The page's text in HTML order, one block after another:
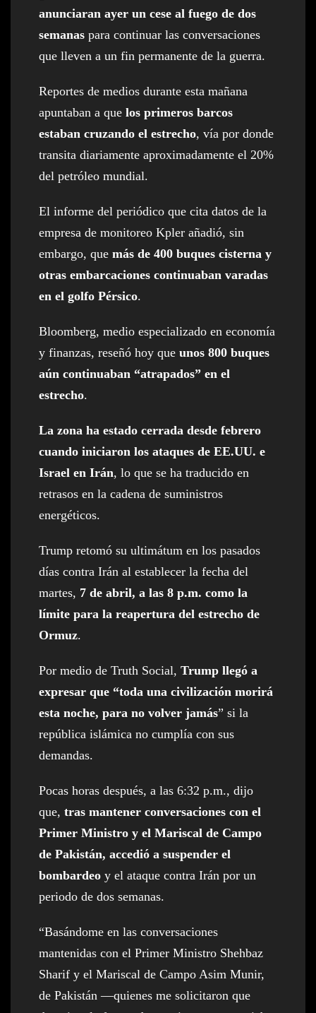
anunciaran ayer un cese al fuego de dos
semanas para continuar las conversaciones
que lleven a un fin permanente de la guerra.
Reportes de medios durante esta mañana
apuntaban a que los primeros barcos
estaban cruzando el estrecho, vía por donde
transita diariamente aproximadamente el 20%
del petróleo mundial.
El informe del periódico que cita datos de la
empresa de monitoreo Kpler añadió, sin
embargo, que más de 400 buques cisterna y
otras embarcaciones continuaban varadas
en el golfo Pérsico.
Bloomberg, medio especializado en economía
y finanzas, reseñó hoy que unos 800 buques
aún continuaban “atrapados” en el
estrecho.
La zona ha estado cerrada desde febrero
cuando iniciaron los ataques de EE.UU. e
Israel en Irán, lo que se ha traducido en
retrasos en la cadena de suministros
energéticos.
Trump retomó su ultimátum en los pasados
días contra Irán al establecer la fecha del
martes, 7 de abril, a las 8 p.m. como la
límite para la reapertura del estrecho de
Ormuz.
Por medio de Truth Social, Trump llegó a
expresar que “toda una civilización morirá
esta noche, para no volver jamás” si la
república islámica no cumplía con sus
demandas.
Pocas horas después, a las 6:32 p.m., dijo
que, tras mantener conversaciones con el
Primer Ministro y el Mariscal de Campo
de Pakistán, accedió a suspender el
bombardeo y el ataque contra Irán por un
periodo de dos semanas.
“Basándome en las conversaciones
mantenidas con el Primer Ministro Shehbaz
Sharif y el Mariscal de Campo Asim Munir,
de Pakistán —quienes me solicitaron que